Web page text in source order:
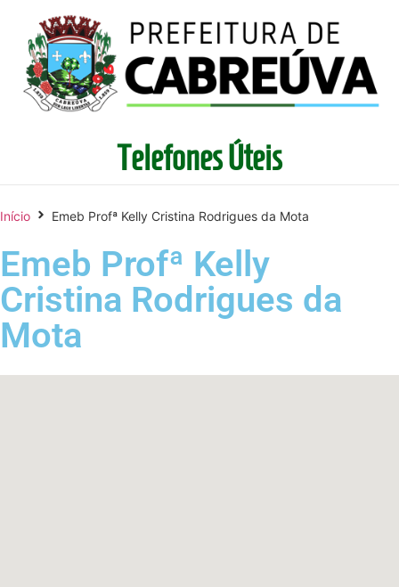
Telefones Úteis
Início Emeb Profª Kelly Cristina Rodrigues da Mota
Emeb Profª Kelly
Cristina Rodrigues da
Mota